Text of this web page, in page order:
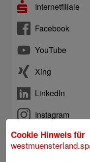
Internetfiliale
Facebook
YouTube
Xing
LinkedIn
Instagram
Telefon: +492563403-0
Cookie Hinweis für